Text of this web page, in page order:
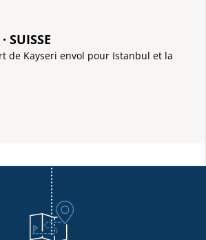
SUISSE
de Kayseri envol pour Istanbul et la